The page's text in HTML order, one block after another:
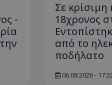
-
Σε
18χρονος
από το
ποδήλατο
06.08.2026 -
__cf_bm
__cf_bm